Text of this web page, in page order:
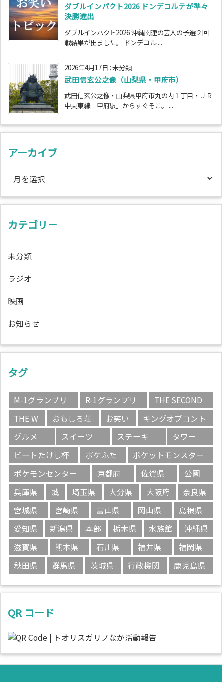
ダブルインパクト2026 ドンデコルテが準々
決勝進出
ダブルインパクト2026 沖縄関連の芸人の予選２回
戦結果が出ました。 ドンデコル ...
2026年4月17日 : 未分類
武田信玄公之像（山梨県・甲府市）
武田信玄公之像・山梨県甲府市丸の内１丁目・ＪＲ
中央東線「甲府駅」からすぐそこ。 ...
アーカイブ
ア
ー
カ
ブ
カテゴリー
未分類
ラジオ
映画
お知らせ
タグ
M-1グランプリ R-1グランプリ
THE SECOND
THE W
おもしろ荘 お笑い
キングオブコント
グルメ
スイーツ ステーキ
タワー
ビートたけし杯
ポケふた
ポケットモンスター
ポケモンセンター
京都府 佐賀県
公園
兵庫県
城 埼玉県 大分県 大阪府
奈良県
宮城県
宮崎県 富山県 岡山県
島根県
愛知県
新潟県 本部 栃木県 水族館
沖縄県
滋賀県
熊本県 石川県 福井県
福岡県
秋田県
群馬県 茨城県 行政機関 鹿児島県
QR コード